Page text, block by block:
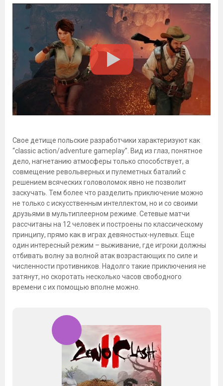
Свое детище польские разработчики характеризуют как
“classic action/adventure gameplay”. Вид из глаз, понятное
дело, нагнетанию атмосферы только способствует, а
совмещение револьверных и пулеметных баталий с
решением всяческих головоломок явно не позволит
заскучать. Тем более что разделить приключение можно
не только с искусственным интеллектом, но и со своими
друзьями в мультиплеерном режиме. Сетевые матчи
рассчитаны на 12 человек и построены по классическому
принципу, прямо как в играх девяностых-нулевых. Еще
один интересный режим – выживание, где игроки должны
отбивать волну за волной атак возрастающих по силе и
численности противников. Надолго такие приключения не
затянут, но скоротать несколько часов свободного
времени с их помощью вполне можно.